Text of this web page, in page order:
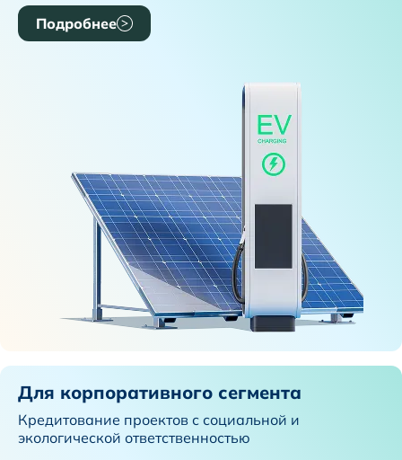
Подробнее
Для корпоративного сегмента
Кредитование проектов с социальной и
экологической ответственностью